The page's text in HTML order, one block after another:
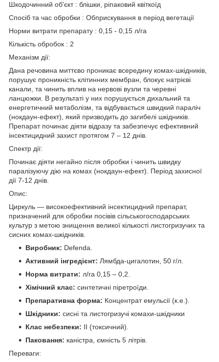
Шкодочинний об'єкт : блішки, ріпаковий квіткоїд
Спосіб та час обробки : Обприскування в період вегетації
Норми витрати препарату : 0,15 - 0,15 л/га
Кількість обробок : 2
Механізм дії:
Дана речовина миттєво проникає всередину комах-шкідників,
порушує проникність клітинних мембран, блокує натрієві
канали, та чинить вплив на нервові вузли та черевні
ланцюжки. В результаті у них порушується дихальний та
енергетичний метаболізм, та відбувається швидкий параліч
(нокдаун-ефект), який призводить до загибелі шкідників.
Препарат починає діяти відразу та забезпечує ефективний
інсектицидний захист протягом 7 – 12 днів.
Спектр дії:
Починає діяти негайно після обробки і чинить швидку
паралізуючу дію на комах (нокдаун-ефект). Період захисної
дії 7-12 днів.
Опис:
Циркуль — високоефективний інсектицидний препарат,
призначений для обробки посівів сільськогосподарських
культур з метою знищення великої кількості листогризучих та
сисних комах-шкідників.
Виробник: Defenda.
Активний інгредієнт: Лямбда-цигалотин, 50 г/л.
Норма витрати: л/га 0,15 – 0,2.
Хімічний клас: синтетичні піретроїди.
Препаративна форма: Концентрат емульсії (к.е.).
Шкідники: сисні та листогризучі комахи-шкідники
Клас небезпеки: II (токсичний).
Паковання: каністра, ємність 5 літрів.
Переваги: